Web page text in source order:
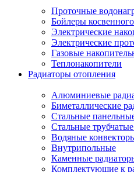
Проточные
Бойлеры
Электрические
Электрические
Газовые
Теплонакопители
Радиаторы отопления
Алюминиевые
Биметаллические
Стальные
Стальные
Водяные
Внутрипольные
Каменные
Комплектующие к